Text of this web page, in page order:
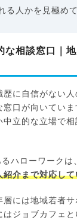
る人かを見極め
な相談窓口｜
に自信がない
口が向いていま
立的な立場で
ハローワークは
紹介まで対応して
には地域若者サ
ジョブカフェと